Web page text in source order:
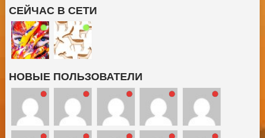
СЕЙЧАС В СЕТИ
НОВЫЕ ПОЛЬЗОВАТЕЛИ